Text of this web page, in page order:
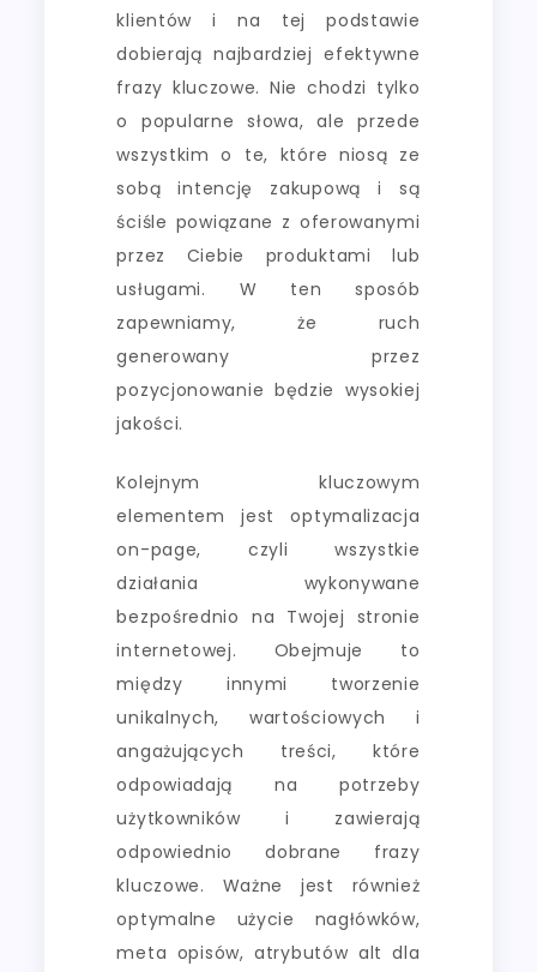
klientów i na tej podstawie
dobierają najbardziej efektywne
frazy kluczowe. Nie chodzi tylko
o popularne słowa, ale przede
wszystkim o te, które niosą ze
sobą intencję zakupową i są
ściśle powiązane z oferowanymi
przez Ciebie produktami lub
usługami. W ten sposób
zapewniamy, że ruch
generowany przez
pozycjonowanie będzie wysokiej
jakości.
Kolejnym kluczowym
elementem jest optymalizacja
on-page, czyli wszystkie
działania wykonywane
bezpośrednio na Twojej stronie
internetowej. Obejmuje to
między innymi tworzenie
unikalnych, wartościowych i
angażujących treści, które
odpowiadają na potrzeby
użytkowników i zawierają
odpowiednio dobrane frazy
kluczowe. Ważne jest również
optymalne użycie nagłówków,
meta opisów, atrybutów alt dla